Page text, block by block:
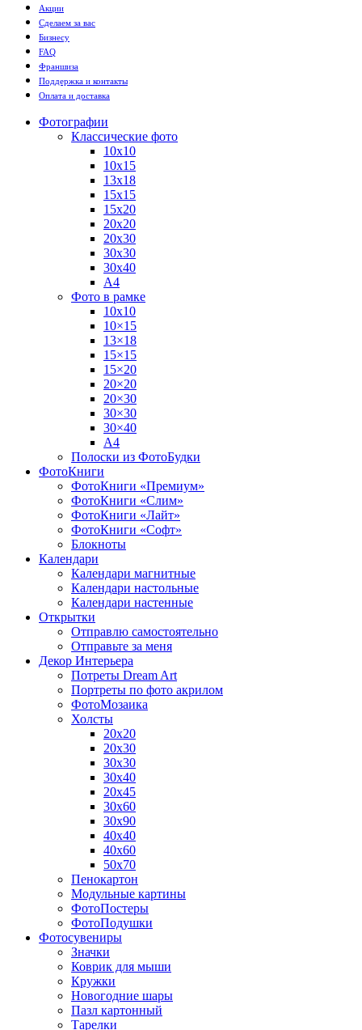
Акции
Сделаем за вас
Бизнесу
FAQ
Франшиза
Поддержка и контакты
Оплата и доставка
Фотографии
Классические фото
10х10
10х15
13х18
15х15
15х20
20х20
20х30
30х30
30х40
А4
Фото в рамке
10х10
10×15
13×18
15×15
15×20
20×20
20×30
30×30
30×40
A4
Полоски из ФотоБудки
ФотоКниги
ФотоКниги «Премиум»
ФотоКниги «Слим»
ФотоКниги «Лайт»
ФотоКниги «Софт»
Блокноты
Календари
Календари магнитные
Календари настольные
Календари настенные
Открытки
Отправлю самостоятельно
Отправьте за меня
Декор Интерьера
Потреты Dream Art
Портреты по фото акрилом
ФотоМозаика
Холсты
20х20
20х30
30х30
30х40
20х45
30х60
30х90
40х40
40х60
50х70
Пенокартон
Модульные картины
ФотоПостеры
ФотоПодушки
Фотоcувениры
Значки
Коврик для мыши
Кружки
Новогодние шары
Пазл картонный
Тарелки